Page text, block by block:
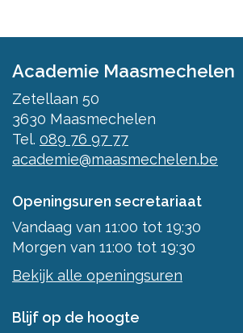
Academie Maasmechelen
Zetellaan 50
3630 Maasmechelen
Tel. 089 76 97 77
academie@maasmechelen.be
Openingsuren secretariaat
Vandaag van 11:00 tot 19:30
Morgen van 11:00 tot 19:30
Bekijk alle openingsuren
Blijf op de hoogte